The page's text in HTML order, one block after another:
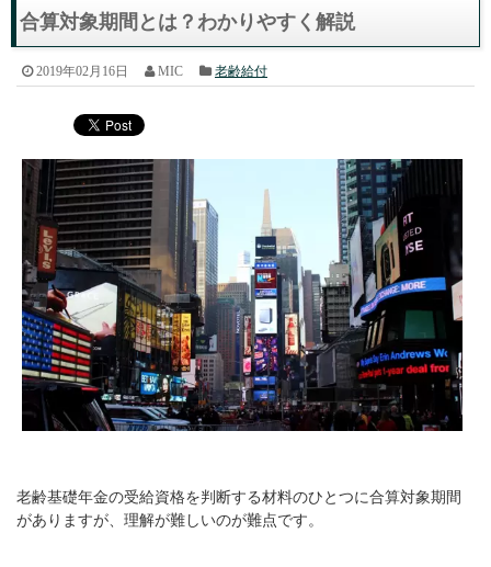
合算対象期間とは？わかりやすく解説
2019年02月16日 MIC 老齢給付
老齢基礎年金の受給資格を判断する材料のひとつに合算対象期間
がありますが、理解が難しいのが難点です。